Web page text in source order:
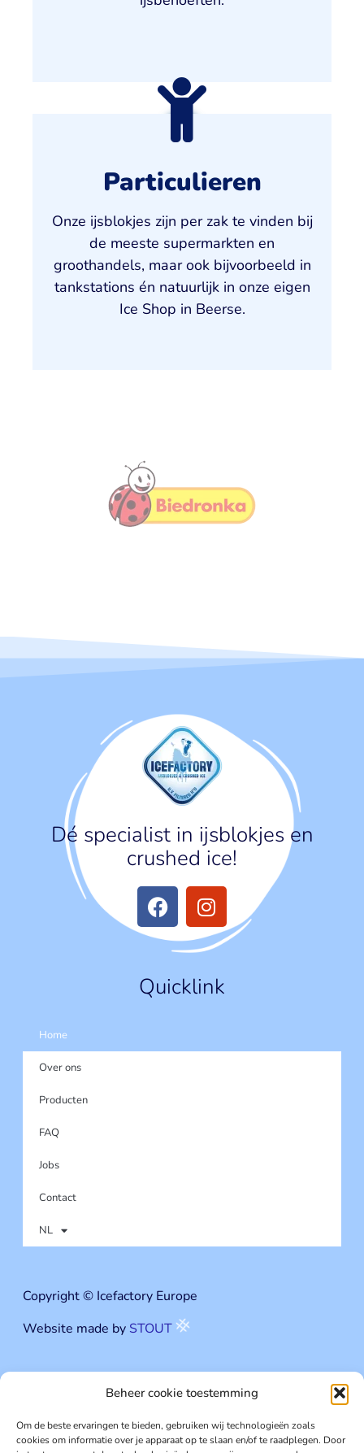
Beheer cookie toestemming
Om de beste ervaringen te bieden, gebruiken wij technologieën zoals
cookies om informatie over je apparaat op te slaan en/of te raadplegen. Door
Particulieren
Onze ijsblokjes zijn per zak te vinden bij
de meeste supermarkten en
groothandels, maar ook bijvoorbeeld in
tankstations én natuurlijk in onze eigen
Ice Shop in Beerse.
Dé specialist in ijsblokjes en
crushed ice!
Quicklink
Home
Over ons
Producten
FAQ
Jobs
Contact
NL
Copyright © Icefactory Europe
Website made by STOUT
Icefactory Europe